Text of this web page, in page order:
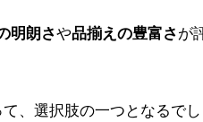
明朗さや品揃えの豊富さが
、選択肢の一つとなるでし